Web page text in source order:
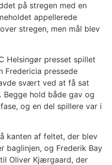
på stregen med en
appellerede
stregen, men mål blev
Helsingør presset spillet
Fredericia pressede
svært ved at få sat
Begge hold både gav og
og en del spillere var i
kanten af feltet, der blev
og Frederik Bay
Oliver Kjærgaard, der